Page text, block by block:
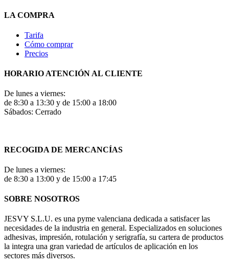
LA COMPRA
Tarifa
Cómo comprar
Precios
HORARIO ATENCIÓN AL CLIENTE
De lunes a viernes:
de 8:30 a 13:30 y de 15:00 a 18:00
Sábados: Cerrado
RECOGIDA DE MERCANCÍAS
De lunes a viernes:
de 8:30 a 13:00 y de 15:00 a 17:45
SOBRE NOSOTROS
JESVY S.L.U. es una pyme valenciana dedicada a satisfacer las
necesidades de la industria en general. Especializados en soluciones
adhesivas, impresión, rotulación y serigrafía, su cartera de productos
la integra una gran variedad de artículos de aplicación en los
sectores más diversos.